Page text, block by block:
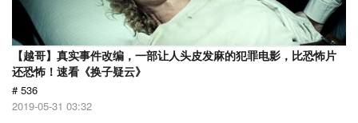
【越哥】真实事件改编，一部让人头皮发麻的犯罪电影，比恐怖片
还恐怖！速看《换子疑云》
# 536
2019-05-31 03:32